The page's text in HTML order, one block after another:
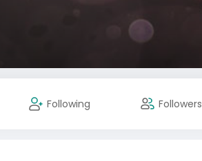
Following Followers